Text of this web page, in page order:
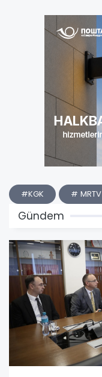
#KGK # MRTV
Gündem